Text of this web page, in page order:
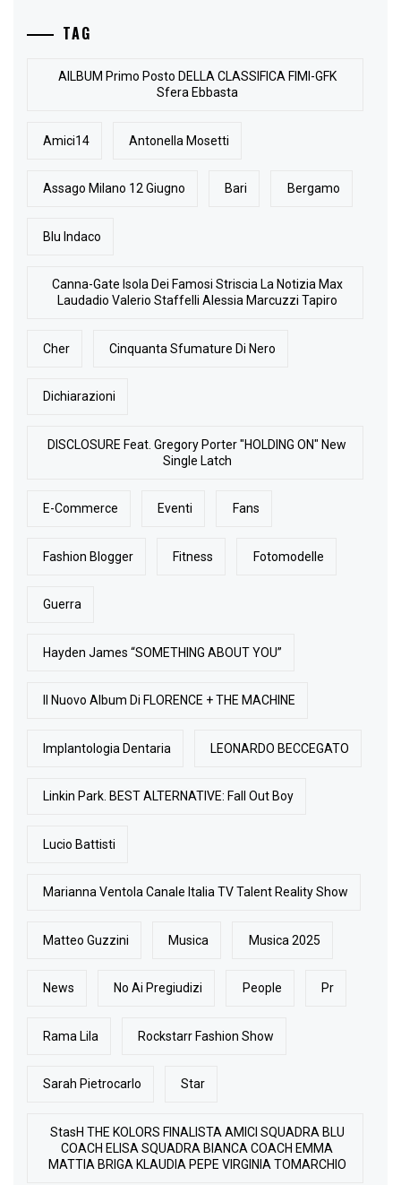
TAG
AlLBUM Primo Posto DELLA CLASSIFICA FIMI-GFK
Sfera Ebbasta
Amici14 Antonella Mosetti
Assago Milano 12 Giugno Bari Bergamo
Blu Indaco
Canna-Gate Isola Dei Famosi Striscia La Notizia Max
Laudadio Valerio Staffelli Alessia Marcuzzi Tapiro
Cher Cinquanta Sfumature Di Nero
Dichiarazioni
DISCLOSURE Feat. Gregory Porter "HOLDING ON" New
Single Latch
E-Commerce Eventi Fans
Fashion Blogger Fitness Fotomodelle
Guerra
Hayden James “SOMETHING ABOUT YOU”
Il Nuovo Album Di FLORENCE + THE MACHINE
Implantologia Dentaria LEONARDO BECCEGATO
Linkin Park. BEST ALTERNATIVE: Fall Out Boy
Lucio Battisti
Marianna Ventola Canale Italia TV Talent Reality Show
Matteo Guzzini Musica Musica 2025
News No Ai Pregiudizi People Pr
Rama Lila Rockstarr Fashion Show
Sarah Pietrocarlo Star
StasH THE KOLORS FINALISTA AMICI SQUADRA BLU
COACH ELISA SQUADRA BIANCA COACH EMMA
MATTIA BRIGA KLAUDIA PEPE VIRGINIA TOMARCHIO